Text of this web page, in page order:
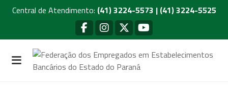
Central de Atendimento: (41) 3224-5573 | (41) 3224-5525